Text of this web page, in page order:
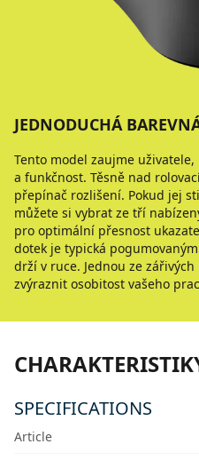
JEDNODUCHÁ
Tento model zaujme
a funkčnost. Těsně nad
přepínač rozlišení. Pokud jej
můžete si vybrat ze tří
pro optimální přesnost
dotek je typická
drží v ruce. Jednou ze
zvýraznit osobitost vašeho
SPECIFICATIONS
Article